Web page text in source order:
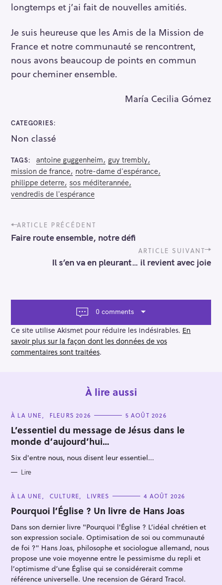
longtemps et j’ai fait de nouvelles amitiés.
Je suis heureuse que les Amis de la Mission de
France et notre communauté se rencontrent,
nous avons beaucoup de points en commun
pour cheminer ensemble.
María Cecilia Gómez
CATEGORIES
Non classé
TAGS antoine guggenheim
guy trembly
mission de france notre-dame d'espérance
philippe deterre sos méditerannée
vendredis de l'espérance
P
o
s
g
t
i
o
n
ARTICLE PRÉCÉDENT
Faire route ensemble, notre défi
ARTICLE SUIVANT
Il s’en va en pleurant… il revient avec joie
0 comments
Ce site utilise Akismet pour réduire les indésirables. En
savoir plus sur la façon dont les données de vos
commentaires sont traitées.
À lire aussi
C
T
E
G
O
R
I
S
À LA UNE FLEURS 2026 5 AOÛT 2026
L’essentiel du message de Jésus dans le
monde d’aujourd’hui…
Six d'entre nous, nous disent leur essentiel...
Lire
C
T
E
O
I
E
S
À LA UNE CULTURE LIVRES 4 AOÛT 2026
Pourquoi l’Église ? Un livre de Hans Joas
Dans son dernier livre "Pourquoi l'Église ? L’idéal chrétien et
son expression sociale. Optimisation de soi ou communauté
de foi ?" Hans Joas, philosophe et sociologue allemand, nous
propose une voie moyenne entre le pessimisme du repli et
l’optimisme d’une Église qui se considérerait comme
référence universelle. Une recension de Gérard Tracol.